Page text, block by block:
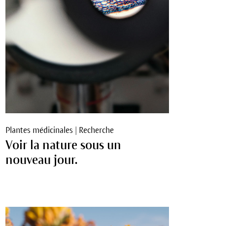
Plantes médicinales Recherche
Voir la nature sous un
nouveau jour.